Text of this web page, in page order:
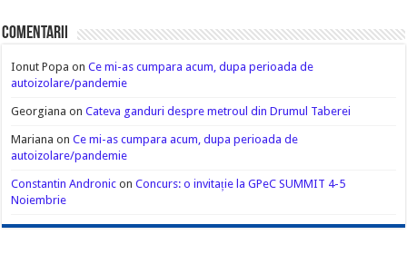
Comentarii
Ionut Popa onCe mi-as cumpara acum, dupa perioada de
autoizolare/pandemie
Georgiana onCateva ganduri despre metroul din Drumul Taberei
Mariana onCe mi-as cumpara acum, dupa perioada de
autoizolare/pandemie
Constantin Andronic onConcurs: o invitație la GPeC SUMMIT 4-5
Noiembrie